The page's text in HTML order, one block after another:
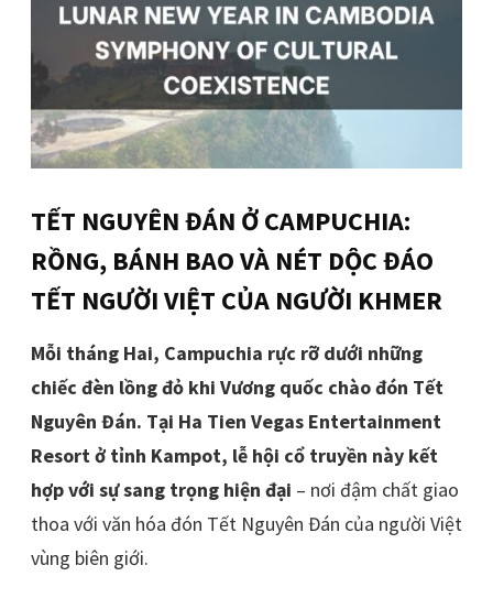
TẾT NGUYÊN ĐÁN Ở CAMPUCHIA:
RỒNG, BÁNH BAO VÀ NÉT DỘC ĐÁO
TẾT NGƯỜI VIỆT CỦA NGƯỜI KHMER
Mỗi tháng Hai, Campuchia rực rỡ dưới những
chiếc đèn lồng đỏ khi Vương quốc chào đón Tết
Nguyên Đán. Tại Ha Tien Vegas Entertainment
Resort ở tỉnh Kampot, lễ hội cổ truyền này kết
hợp với sự sang trọng hiện đại – nơi đậm chất giao
thoa với văn hóa đón Tết Nguyên Đán của người Việt
vùng biên giới.